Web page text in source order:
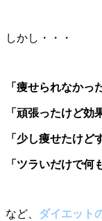
しかし・・・
「痩せられなかっ
「頑張ったけど効
「少し痩せたけど
「ツラいだけで何
など、
ダイエット